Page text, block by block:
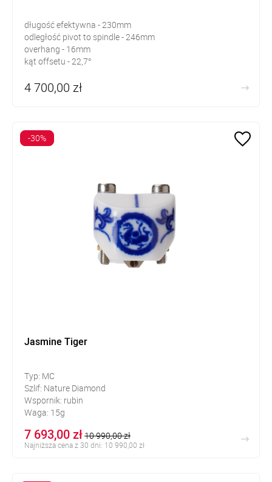
długość efektywna - 230mm
odległość pivot to spindle - 246mm
overhang - 16mm
kąt offsetu - 22,7°
4 700,00 zł
Jasmine Tiger
Typ: MC
Szlif: Nature Diamond
Wspornik: rubin
Waga: 15g
7 693,00 zł10 990,00 zł
Najniższa cena z 30 dni: 10 990,00 zł
-30%